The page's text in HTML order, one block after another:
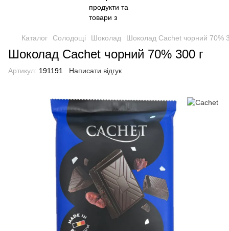
Каталог Солодощі Шоколад Шоколад Cachet чорний 70%
Шоколад Cachet чорний 70% 300 г
Артикул: 191191 Написати відгук